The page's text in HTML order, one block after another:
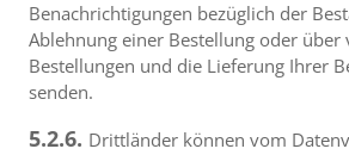
Benachrichtigungen bezüglich der
Ablehnung einer Bestellung oder über
Bestellungen und die Lieferung Ihrer
senden.
5.2.6. Drittländer können vom